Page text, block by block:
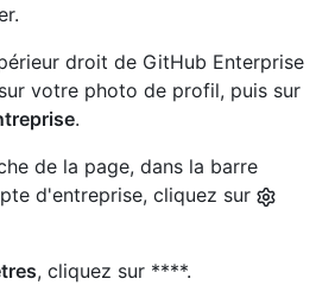
droit de GitHub Enterprise
votre photo de profil, puis sur
.
de la page, dans la barre
d'entreprise, cliquez sur
, cliquez sur ****.